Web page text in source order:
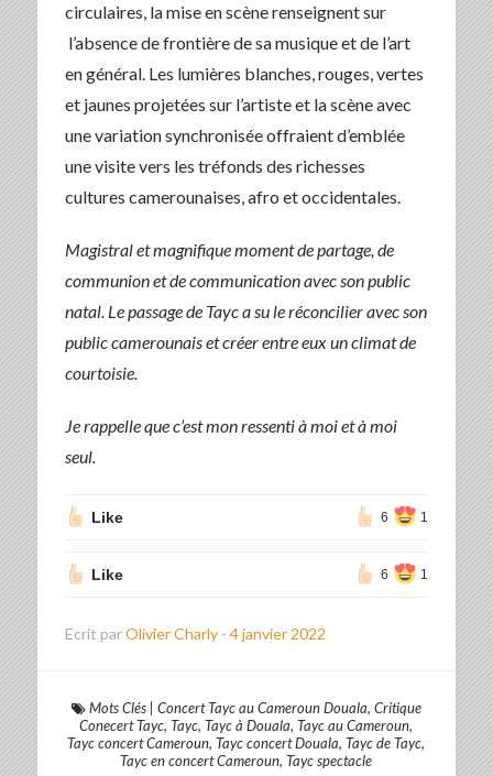
circulaires, la mise en scène renseignent sur
l’absence de frontière de sa musique et de l’art
en général. Les lumières blanches, rouges, vertes
et jaunes projetées sur l’artiste et la scène avec
une variation synchronisée offraient d’emblée
une visite vers les tréfonds des richesses
cultures camerounaises, afro et occidentales.
Magistral et magnifique moment de partage, de
communion et de communication avec son public
natal. Le passage de Tayc a su le réconcilier avec son
public camerounais et créer entre eux un climat de
courtoisie.
Je rappelle que c’est mon ressenti à moi et à moi
seul.
Like 6 1
Like 6 1
Ecrit parOlivier Charly - 4 janvier 2022
Mots Clés| Concert Tayc au Cameroun Douala, Critique
Conecert Tayc,Tayc,Tayc à Douala,Tayc au Cameroun,
Tayc concert Cameroun,Tayc concert Douala,Tayc de Tayc,
Tayc en concert Cameroun,Tayc spectacle